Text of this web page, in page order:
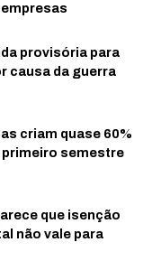
provisória para
causa da guerra
criam quase 60%
semestre
que isenção
não vale para